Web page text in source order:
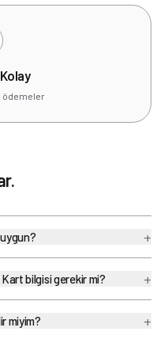
ödemeler
+
bilgisi gerekir mi? +
miyim? +